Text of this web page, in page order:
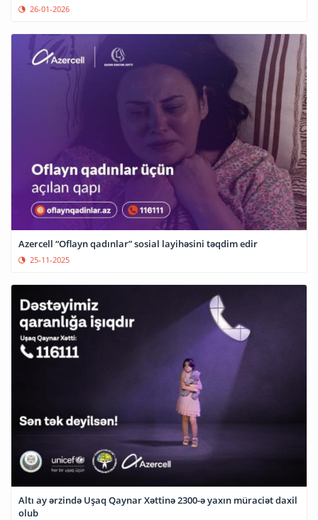
26-01-2026
Azercell “Oflayn qadınlar” sosial layihəsini təqdim edir
25-11-2025
Altı ay ərzində Uşaq Qaynar Xəttinə 2300-ə yaxın müraciət daxil
olub